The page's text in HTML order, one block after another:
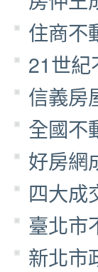
住商
21世
信義
全國
好房
四大
臺北
新北市